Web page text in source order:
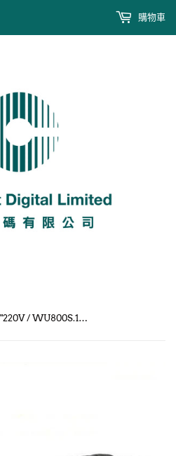
購物車
WORX WU800S 4"220V / WU800S.1 4"110V側開關磨機